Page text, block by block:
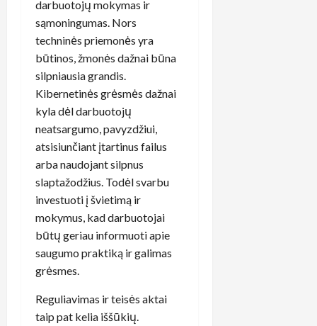
darbuotojų mokymas ir
sąmoningumas. Nors
techninės priemonės yra
būtinos, žmonės dažnai būna
silpniausia grandis.
Kibernetinės grėsmės dažnai
kyla dėl darbuotojų
neatsargumo, pavyzdžiui,
atsisiunčiant įtartinus failus
arba naudojant silpnus
slaptažodžius. Todėl svarbu
investuoti į švietimą ir
mokymus, kad darbuotojai
būtų geriau informuoti apie
saugumo praktiką ir galimas
grėsmes.
Reguliavimas ir teisės aktai
taip pat kelia iššūkių.